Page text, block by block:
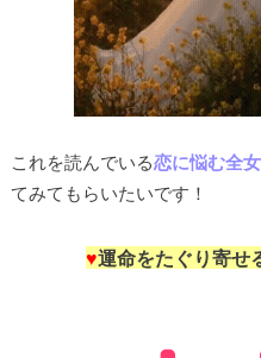
これを読んでいる恋に悩む全
てみてもらいたいです！
♥運命をたぐり寄せ